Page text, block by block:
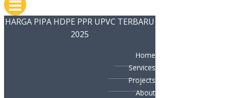
HARGA PIPA HDPE PPR UPVC TERBARU
2025
Home
Services
Projects
About